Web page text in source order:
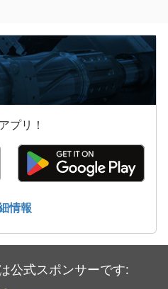
プリ！
情報
公式スポンサーです: